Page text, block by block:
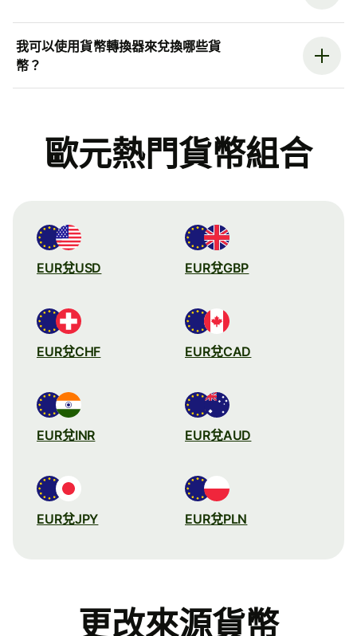
我可以使用貨幣轉換器來兌換哪些貨
幣？
歐元熱門貨幣組合
EUR兌USD EUR兌GBP
EUR兌CHF EUR兌CAD
EUR兌INR EUR兌AUD
EUR兌JPY EUR兌PLN
更改來源貨幣